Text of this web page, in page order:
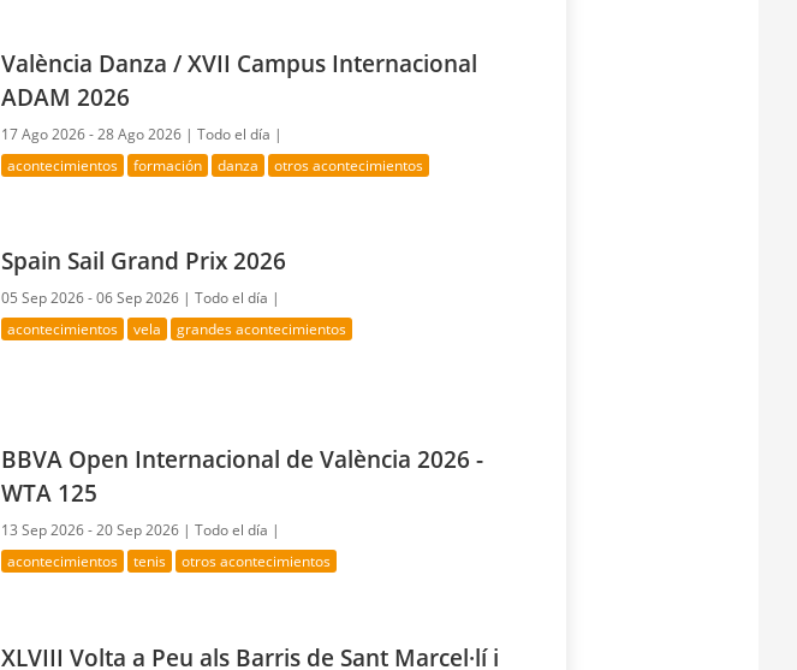
València Danza / XVII Campus Internacional
ADAM 2026
17 Ago 2026 - 28 Ago 2026 |Todo el día |
acontecimientos formación danza otros acontecimientos
Spain Sail Grand Prix 2026
05 Sep 2026 - 06 Sep 2026 |Todo el día |
acontecimientos vela grandes acontecimientos
BBVA Open Internacional de València 2026 -
WTA 125
13 Sep 2026 - 20 Sep 2026 |Todo el día |
acontecimientos tenis otros acontecimientos
XLVIII Volta a Peu als Barris de Sant Marcel·lí i